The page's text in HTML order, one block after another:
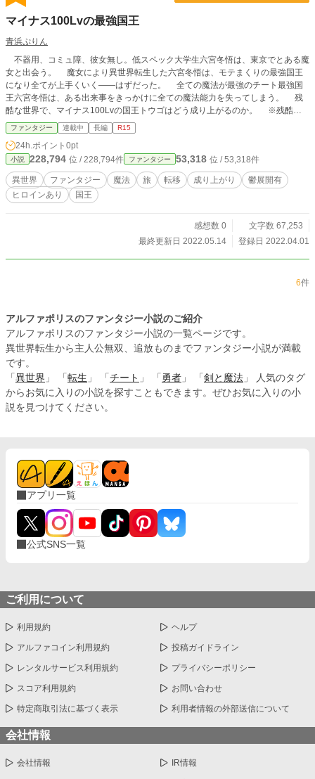
マイナス100Lvの最強国王
青浜ぷりん
不器用、コミュ障、彼女無し。低スペック大学生六宮冬悟は、東京でとある魔
女と出会う。 魔女により異世界転生した六宮冬悟は、モテまくりの最強国王
になり全てが上手くいく――はずだった。 全ての魔法が最強のチート最強国
王六宮冬悟は、ある出来事をきっかけに全ての魔法能力を失ってしまう。 残
酷な世界で、マイナス100Lvの国王トウゴはどう成り上がるのか。 ※残酷な
描写、えっちな表現もあります。R１５グレーゾーンの話には※を記しておきま
すのでご注意を。 最強とありますが普通に鬱展開がありますので最
強モノが好きな人はご注意下さい。 小説家になろうにも掲載してるのでよろ
しくお願いします。 夕方更新が多いです。多分。
ファンタジー 連載中 長編 R15
24h.ポイント 0pt
小説 228,794 位 / 228,794件 ファンタジー 53,318 位 / 53,318件
異世界 ファンタジー 魔法 旅 転移 成り上がり
鬱展開有
ヒロインあり
国王
感想数 0
文字数 67,253
最終更新日 2022.05.14
登録日 2022.04.01
6件
アルファポリスのファンタジー小説のご紹介
アルファポリスのファンタジー小説の一覧ページです。
異世界転生から主人公無双、追放ものまでファンタジー小説が満載
です。
「 異世界 」 「 転生 」 「 チート 」 「 勇者 」 「 剣と魔法 」 人気のタグ
からお気に入りの小説を探すこともできます。ぜひお気に入りの小
説を見つけてください。
アプリ一覧
公式SNS一覧
ご利用について
利用規約 ヘルプ
アルファコイン利用規約 投稿ガイドライン
レンタルサービス利用規約 プライバシーポリシー
スコア利用規約 お問い合わせ
特定商取引法に基づく表示 利用者情報の外部送信について
会社情報
会社情報 IR情報